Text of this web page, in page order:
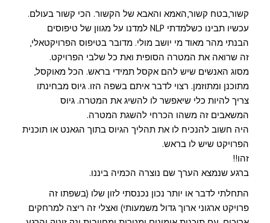
קשור,בטח קשור,האמא והאבא של הקשור. הכי קשור בעולם.
עכשיו תבינו כשלמדתי NLP למדנו על מגוון של טיפוסים
הבנתי מהר מאוד מי יושב מולי. מדובר בטיפוס הפרויקטאלי,
זה שרואה את המטרה הסופית ואת כל שלבי הפרויקט.
מסוג האנשים שיש להם אקסל תמידי בראש. הכל מאוקסל,
מתוכנן ומתוזמן. רצוי לדבר איתם בשפה הזו. גיוס מבחינתו
צריך להיות כלי שיאפשר לו להשיג את המטרה. גיוס
המשאבים זה משהו הכרחי להשגת המטרה.
היה חשוב להנכיח לו את תהליך הגיוס בתוך הגאנט או תוכנית
הפרויקט שיש לו בראש.
זהו!!
ברגע שנמצא הערך שם נוצרה הכמיה ביננו.
התחלתי לדבר או יותר נכון נכנסתי לזון שלו (בשפתו זה
פרויקט ארגוני ארוך גדול משמעותי) ואצלי זה ריצה למרחקים